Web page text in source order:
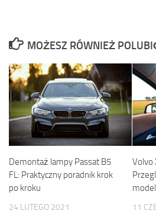
MOŻESZ RÓWNIEŻ
Demontaż lampy Passat B5
FL: Praktyczny poradnik krok
po kroku
24 LUTEGO 2021
Volvo
11